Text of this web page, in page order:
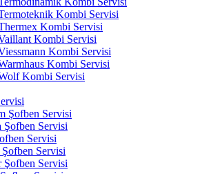
Kombi Servisi
Kombi Servisi
Kombi Servisi
Kombi Servisi
Kombi Servisi
Kombi Servisi
Şofben Servisi
Şofben Servisi
Servisi
Şofben Servisi
Şofben Servisi